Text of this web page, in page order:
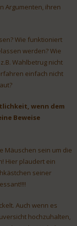
Argumenten, ihren
Wie funktioniert
werden? Wie
Wahlbetrug nicht
einfach nicht
wenn dem
Beweise
Mäuschen sein um die
Hier plaudert ein
seiner
Auch wenn es
hochzuhalten,